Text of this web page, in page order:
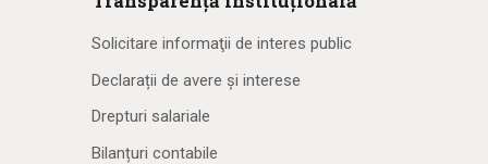
Solicitare informaţii de interes public
Declarații de avere și interese
Drepturi salariale
Bilanțuri contabile